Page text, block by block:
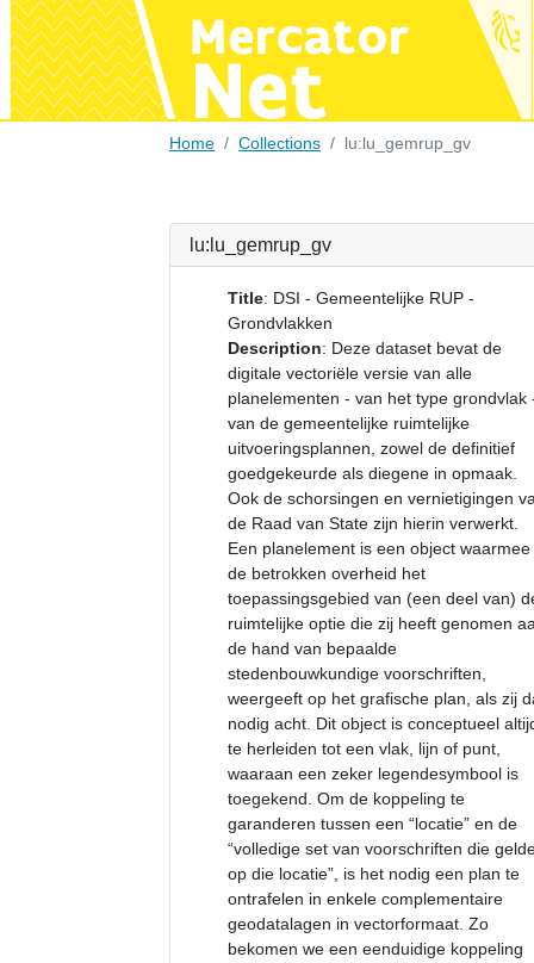
Home Collections lu:lu_gemrup_gv
lu:lu_gemrup_gv
Title: DSI - Gemeentelijke RUP -
Grondvlakken
Description: Deze dataset bevat de
digitale vectoriële versie van alle
planelementen - van het type grondvlak
van de gemeentelijke ruimtelijke
uitvoeringsplannen, zowel de definitief
goedgekeurde als diegene in opmaak.
Ook de schorsingen en vernietigingen
de Raad van State zijn hierin verwerkt.
Een planelement is een object waarmee
de betrokken overheid het
toepassingsgebied van (een deel van)
ruimtelijke optie die zij heeft genomen
de hand van bepaalde
stedenbouwkundige voorschriften,
weergeeft op het grafische plan, als zij
nodig acht. Dit object is conceptueel
te herleiden tot een vlak, lijn of punt,
waaraan een zeker legendesymbool is
toegekend. Om de koppeling te
garanderen tussen een “locatie” en de
“volledige set van voorschriften die
op die locatie”, is het nodig een plan te
ontrafelen in enkele complementaire
geodatalagen in vectorformaat. Zo
bekomen we een eenduidige koppeling